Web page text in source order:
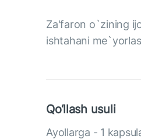
Za'faron o`zining
ishtahani
Qo‘llash usuli
Ayollarga - 1